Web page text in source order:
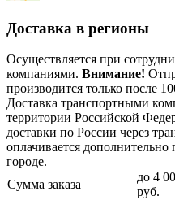
Доставка в регионы
Осуществляется при
компаниями. Внимание!
производится только после
Доставка транспортными
территории Российской
доставки по России через
оплачивается
городе.
Сумма заказа
до 4
руб.